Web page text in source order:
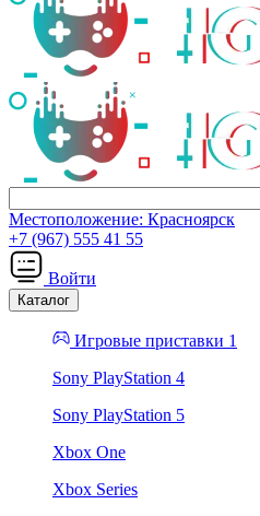
Местоположение: Красноярск
+7 (967) 555 41 55
Войти
Каталог
Игровые приставки 1
Sony PlayStation 4
Sony PlayStation 5
Xbox One
Xbox Series